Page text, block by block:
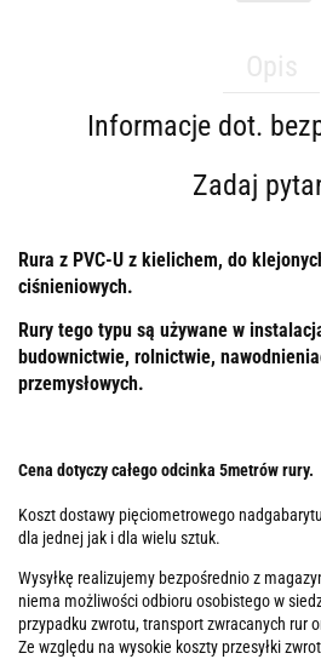
Informacje dot.
Zadaj
Rura z PVC-U z kielichem, do
ciśnieniowych.
Rury tego typu są używane w
budownictwie, rolnictwie,
przemysłowych.
Cena dotyczy całego odcinka 5metrów rury.
Koszt dostawy pięciometrowego
dla jednej jak i dla wielu sztuk.
Wysyłkę realizujemy bezpośrednio z
niema możliwości odbioru osobistego w
przypadku zwrotu, transport zwracanych rur
Ze względu na wysokie koszty przesyłki